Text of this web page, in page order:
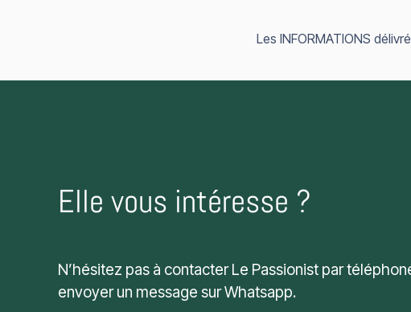
Les INFORMATIONS
Elle vous intéresse ?
N’hésitez pas à contacter Le Passionist par
envoyer un message sur Whatsapp.